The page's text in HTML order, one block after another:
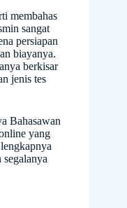
membahas
sangat
persiapan
biayanya.
berkisar
jenis tes
Bahasawan
yang
segalanya